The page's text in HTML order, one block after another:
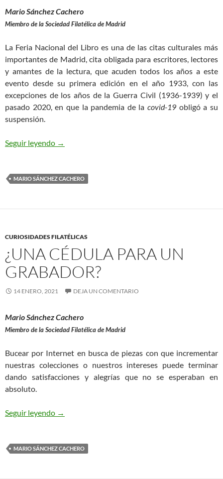
Mario Sánchez Cachero
Miembro de la Sociedad Filatélica de Madrid
La Feria Nacional del Libro es una de las citas culturales más
importantes de Madrid, cita obligada para escritores, lectores
y amantes de la lectura, que acuden todos los años a este
evento desde su primera edición en el año 1933, con las
excepciones de los años de la Guerra Civil (1936-1939) y el
pasado 2020, en que la pandemia de lacovid-19 obligó a su
suspensión.
Seguir leyendo Un certificado desde la Feria del Libro
→
MARIO SÁNCHEZ CACHERO
CURIOSIDADES FILATÉLICAS
¿UNA CÉDULA PARA UN
GRABADOR?
14 ENERO, 2021 DEJA UN COMENTARIO
Mario Sánchez Cachero
Miembro de la Sociedad Filatélica de Madrid
Bucear por Internet en busca de piezas con que incrementar
nuestras colecciones o nuestros intereses puede terminar
dando satisfacciones y alegrías que no se esperaban en
absoluto.
Seguir leyendo ¿Una cédula para un grabador?
→
MARIO SÁNCHEZ CACHERO